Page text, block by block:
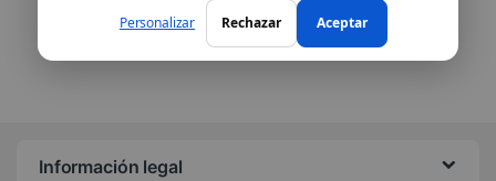
Personalizar Rechazar Aceptar
Información legal